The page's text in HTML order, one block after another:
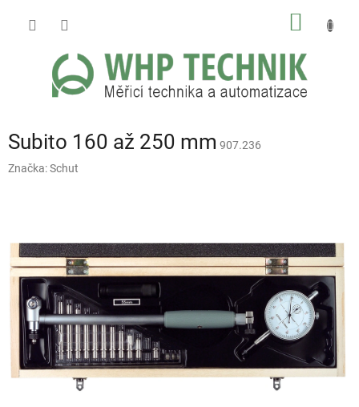
Subito 160 až 250 mm 907.236
Značka:Schut